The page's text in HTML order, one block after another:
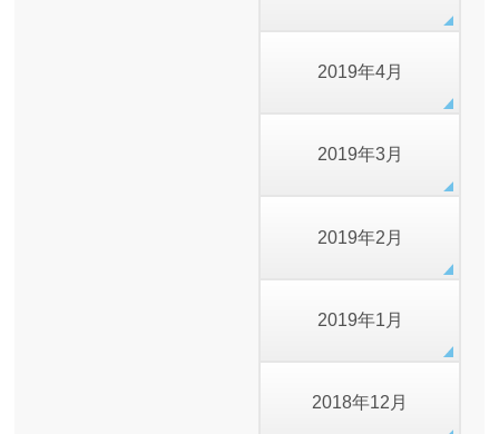
2019年4月
2019年3月
2019年2月
2019年1月
2018年12月